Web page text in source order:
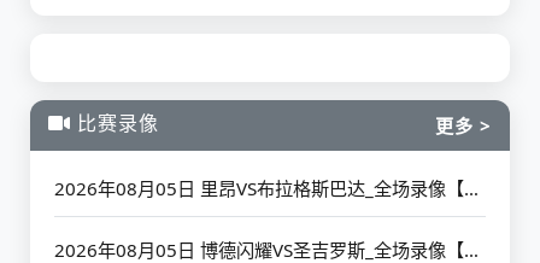
比赛录像 更多 >
2026年08月05日 里昂VS布拉格斯巴达_全场录像【高清回放】
2026年08月05日 博德闪耀VS圣吉罗斯_全场录像【高清回放】